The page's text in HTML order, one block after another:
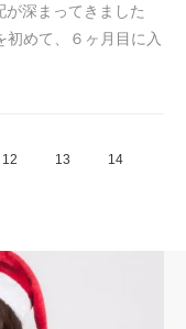
が深まってきました
めて、６ヶ月目に入
12 13 14